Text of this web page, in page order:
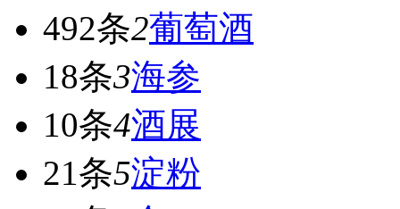
492条2葡萄酒
18条3海参
10条4酒展
21条5淀粉